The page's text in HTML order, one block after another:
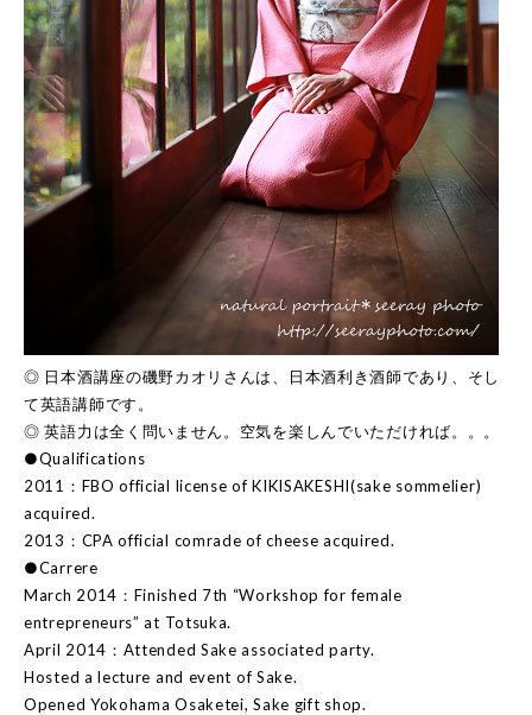
◎ 日本酒講座の磯野カオリさんは、日本酒利き酒師であり、そし
て英語講師です。
◎ 英語力は全く問いません。空気を楽しんでいただければ。。。
●Qualifications
2011：FBO official license of KIKISAKESHI(sake sommelier)
acquired.
2013：CPA official comrade of cheese acquired.
●Carrere
March 2014：Finished 7th “Workshop for female
entrepreneurs” at Totsuka.
April 2014：Attended Sake associated party.
Hosted a lecture and event of Sake.
Opened Yokohama Osaketei, Sake gift shop.